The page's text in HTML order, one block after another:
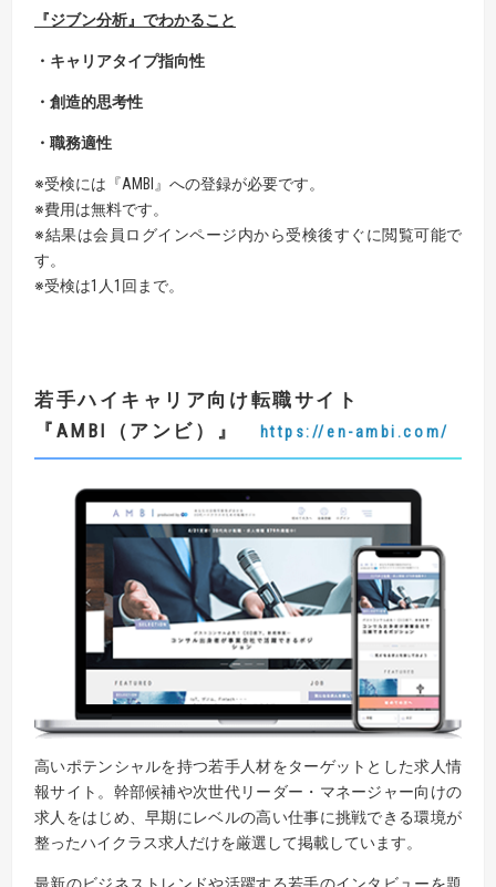
『ジブン分析』 でわかること
・キャリアタイプ指向性
・創造的思考性
・職務適性
※受検には『AMBI』への登録が必要です。
※費用は無料です。
※結果は会員ログインページ内から受検後すぐに閲覧可能で
す。
※受検は1人1回まで。
若手ハイキャリア向け転職サイト
『AMBI
（アンビ） 』 https://en-ambi.com/
高いポテンシャルを持つ若手人材をターゲットとした求人情
報サイト。幹部候補や次世代リーダー・マネージャー向けの
求人をはじめ、早期にレベルの高い仕事に挑戦できる環境が
整ったハイクラス求人だけを厳選して掲載しています。